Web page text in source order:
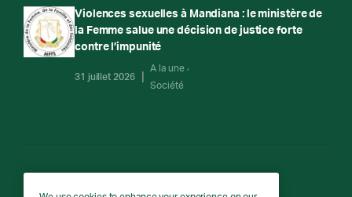
Violences sexuelles à Mandiana : le ministère de
la Femme salue une décision de justice forte
contre l’impunité
31 juillet 2026
A la une
Société
RTG